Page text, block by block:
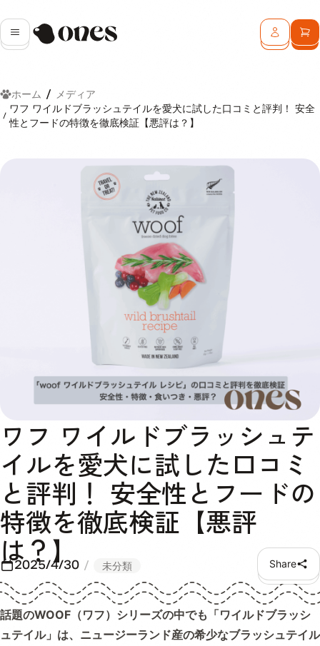
メニューOnes ログインカ
ホーム
メディア
ワフ ワイルドブラッシュテイルを愛犬に試した口コミと評判！ 安全
性とフードの特徴を徹底検証【悪評は？】
ワフ ワイルドブラッシュテ
イルを愛犬に試した口コミ
と評判！ 安全性とフードの
特徴を徹底検証【悪評
は？】
2025/4/30 未分類 Share
話題のWOOF（ワフ）シリーズの中でも「ワイルドブラッシ
ュテイル」は、ニュージーランド産の希少なブラッシュテイル